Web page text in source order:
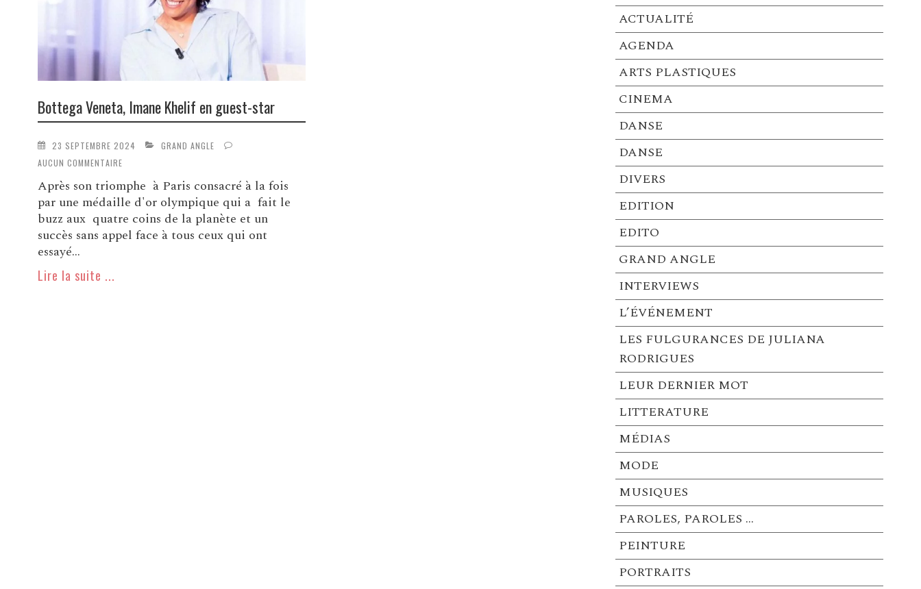
Bottega Veneta, Imane Khelif en guest-star
23 SEPTEMBRE 2024
GRAND ANGLE
AUCUN COMMENTAIRE
Après son triomphe à Paris consacré à la fois
par une médaille d'or olympique qui a fait le
buzz aux quatre coins de la planète et un
succès sans appel face à tous ceux qui ont
essayé...
Lire la suite ...
ACTUALITÉ
AGENDA
ARTS PLASTIQUES
CINEMA
DANSE
DANSE
DIVERS
EDITION
EDITO
GRAND ANGLE
INTERVIEWS
L’ÉVÉNEMENT
LES FULGURANCES DE JULIANA
RODRIGUES
LEUR DERNIER MOT
LITTERATURE
MÉDIAS
MODE
MUSIQUES
PAROLES, PAROLES …
PEINTURE
PORTRAITS